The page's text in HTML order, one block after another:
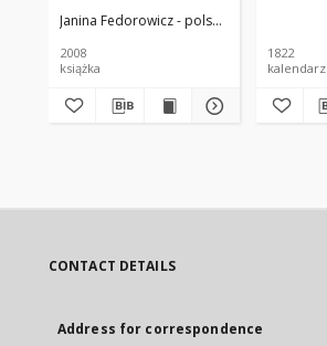
rodzinnej"
Janina Fedorowicz - polska pisarka
2008
książka
dni 365
1822
kalendarz
CONTACT DETAILS
Address for correspondence